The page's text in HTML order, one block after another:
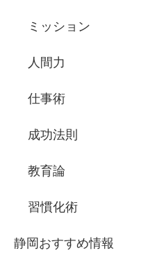
ミッション
人間力
仕事術
成功法則
教育論
習慣化術
静岡おすすめ情報